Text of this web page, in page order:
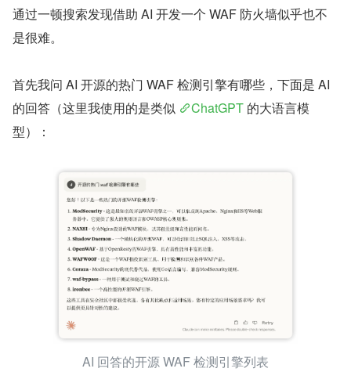
通过一顿搜索发现借助 AI 开发一个 WAF 防火墙似乎也不
是很难。
首先我问 AI 开源的热门 WAF 检测引擎有哪些，下面是 AI
的回答（这里我使用的是类似
ChatGPT 的大语言模
型）：
AI 回答的开源 WAF 检测引擎列表